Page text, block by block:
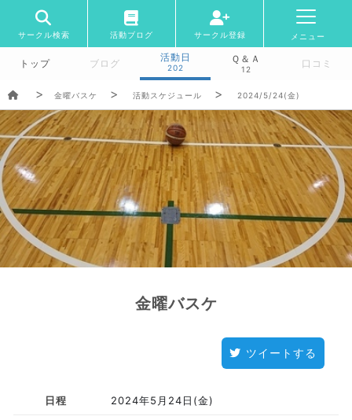
サークル検索 活動ブログ サークル登録 メニュー
トップ ブログ
活動日
202
Ｑ＆Ａ
12 口コミ
金曜バスケ 活動スケジュール 2024/5/24(金)
金曜バスケ
ツイートする
日程 2024年5月24日(金)